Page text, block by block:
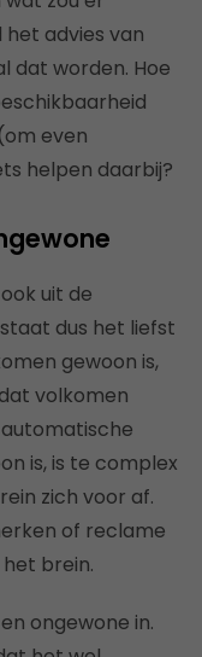
advies van
dat worden. Hoe
even
helpen daarbij?
uit de
dus het liefst
gewoon is,
volkomen
is, is te complex
zich voor af.
of reclame
brein.
ongewone in.